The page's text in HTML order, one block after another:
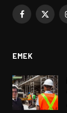
Facebook
X
EMEK